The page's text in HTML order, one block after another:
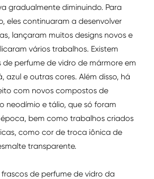
gradualmente diminuindo. Para
eles continuaram a desenvolver
lançaram muitos designs novos e
vários trabalhos. Existem
perfume de vidro de mármore em
azul e outras cores. Além disso, há
com novos compostos de
neodímio e tálio, que só foram
bem como trabalhos criados
como cor de troca iônica de
transparente.
de perfume de vidro da